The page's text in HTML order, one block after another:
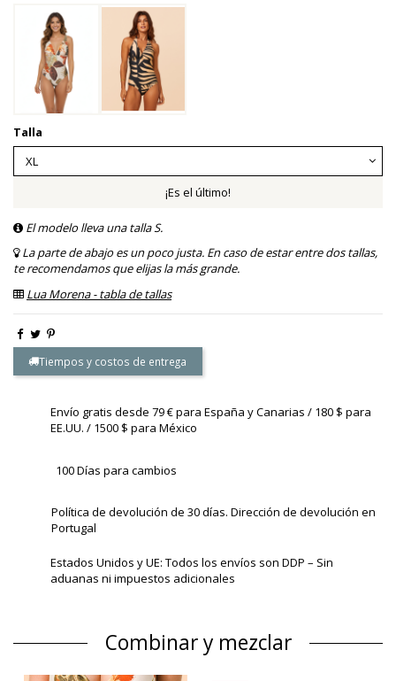
Talla
¡Es el último!
El modelo lleva una talla S.
La parte de abajo es un poco justa. En caso de estar entre dos tallas,
te recomendamos que elijas la más grande.
Lua Morena - tabla de tallas
Tiempos y costos de entrega
Envío gratis desde 79 € para España y Canarias / 180 $ para
EE.UU. / 1500 $ para México
100 Días para cambios
Política de devolución de 30 días. Dirección de devolución en
Portugal
Estados Unidos y UE: Todos los envíos son DDP – Sin
aduanas ni impuestos adicionales
Combinar y mezclar